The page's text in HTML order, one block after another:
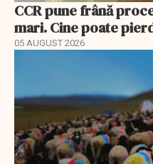
CCR pune frână
mari. Cine poate
05 AUGUST 2026